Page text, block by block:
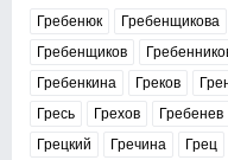
Гребенюк Гребенщикова
Гребенщиков
Гребенкина
Греков
Гресь
Грехов Гребенев
Грецкий
Гречина Грец